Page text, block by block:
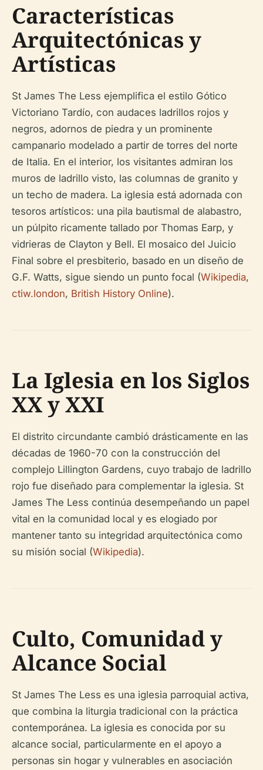
Características
Arquitectónicas y
Artísticas
St James The Less ejemplifica el estilo Gótico
Victoriano Tardío, con audaces ladrillos rojos y
negros, adornos de piedra y un prominente
campanario modelado a partir de torres del norte
de Italia. En el interior, los visitantes admiran los
muros de ladrillo visto, las columnas de granito y
un techo de madera. La iglesia está adornada con
tesoros artísticos: una pila bautismal de alabastro,
un púlpito ricamente tallado por Thomas Earp, y
vidrieras de Clayton y Bell. El mosaico del Juicio
Final sobre el presbiterio, basado en un diseño de
G.F. Watts, sigue siendo un punto focal (Wikipedia,
ctiw.london, British History Online).
La Iglesia en los Siglos
XX y XXI
El distrito circundante cambió drásticamente en las
décadas de 1960-70 con la construcción del
complejo Lillington Gardens, cuyo trabajo de ladrillo
rojo fue diseñado para complementar la iglesia. St
James The Less continúa desempeñando un papel
vital en la comunidad local y es elogiado por
mantener tanto su integridad arquitectónica como
su misión social (Wikipedia).
Culto, Comunidad y
Alcance Social
St James The Less es una iglesia parroquial activa,
que combina la liturgia tradicional con la práctica
contemporánea. La iglesia es conocida por su
alcance social, particularmente en el apoyo a
personas sin hogar y vulnerables en asociación